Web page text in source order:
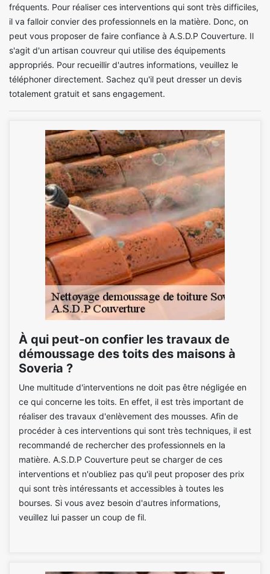
fréquents. Pour réaliser ces interventions qui sont très difficiles,
il va falloir convier des professionnels en la matière. Donc, on
peut vous proposer de faire confiance à A.S.D.P Couverture. Il
s'agit d'un artisan couvreur qui utilise des équipements
appropriés. Pour recueillir d'autres informations, veuillez le
téléphoner directement. Sachez qu'il peut dresser un devis
totalement gratuit et sans engagement.
À qui peut-on confier les travaux de
démoussage des toits des maisons à
Soveria ?
Une multitude d'interventions ne doit pas être négligée en
ce qui concerne les toits. En effet, il est très important de
réaliser des travaux d'enlèvement des mousses. Afin de
procéder à ces interventions qui sont très techniques, il est
recommandé de rechercher des professionnels en la
matière. A.S.D.P Couverture peut se charger de ces
interventions et n'oubliez pas qu'il peut proposer des prix
qui sont très intéressants et accessibles à toutes les
bourses. Si vous avez besoin d'autres informations,
veuillez lui passer un coup de fil.